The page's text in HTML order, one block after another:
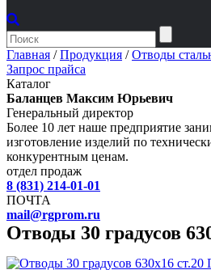
Главная /Продукция /Отводы
Запрос прайса
Каталог
Баланцев Максим Юрьевич
Генеральный директор
Более 10 лет наше предприятие
изготовление изделий по
конкурентным ценам.
отдел продаж
8 (831) 214-01-01
ПОЧТА
mail@rgprom.ru
Отводы 30 градусов